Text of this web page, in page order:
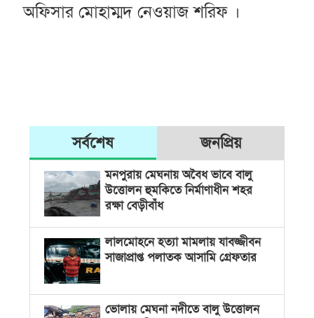
অফিসার মোহাম্মদ নেওয়াজ শরিফ ।
সর্বশেষ জনপ্রিয়
মনপুরায় মেঘনায় অবৈধ ভাবে বালু
উত্তোলন হুমকিতে নির্মাণাধীন শহর
রক্ষা বেড়ীবাঁধ
লালমোহনে হত্যা মামলায় যাবজ্জীবন
সাজাপ্রাপ্ত পলাতক আসামি গ্রেফতার
ভোলায় মেঘনা নদীতে বালু উত্তোলন